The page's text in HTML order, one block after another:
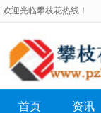
欢迎光临攀枝花热线！
首页 资讯